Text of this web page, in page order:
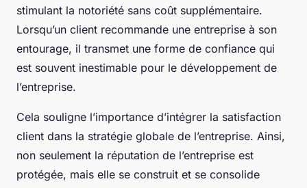
stimulant la notoriété sans coût supplémentaire.
Lorsqu’un client recommande une entreprise à son
entourage, il transmet une forme de confiance qui
est souvent inestimable pour le développement de
l’entreprise.
Cela souligne l’importance d’intégrer la satisfaction
client dans la stratégie globale de l’entreprise. Ainsi,
non seulement la réputation de l’entreprise est
protégée, mais elle se construit et se consolide